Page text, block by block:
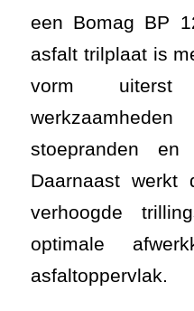
een Bomag BP
asfalt trilplaat is
vorm
stoepranden
Daarnaast werkt
verhoogde
optimale
asfaltoppervlak.